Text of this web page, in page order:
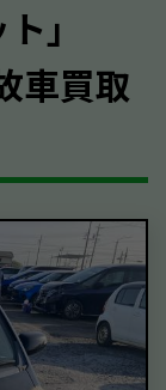
｣
車買取